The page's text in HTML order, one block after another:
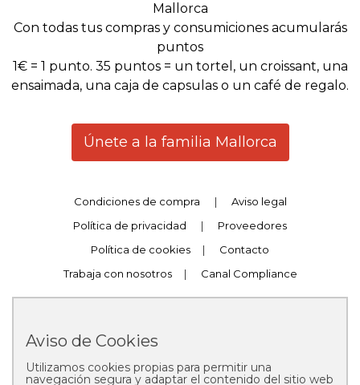
Mallorca
Con todas tus compras y consumiciones acumularás
puntos
1€ = 1 punto. 35 puntos = un tortel, un croissant, una
ensaimada, una caja de capsulas o un café de regalo.
Únete a la familia Mallorca
Condiciones de compra |
Aviso legal
Política de privacidad
|
Proveedores
Política de cookies
|
Contacto
Trabaja con nosotros
| Canal Compliance
Copyright © 2025 Pastelería Mallorca
Aviso de Cookies
Utilizamos cookies propias para permitir una
navegación segura y adaptar el contenido del sitio web